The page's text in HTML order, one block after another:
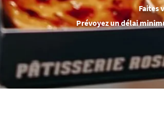
Faites
Prévoyez un délai